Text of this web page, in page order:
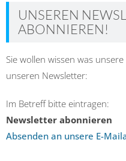
UNSEREN
ABONNIEREN!
Sie wollen wissen was
unseren Newsletter:
Im Betreff bitte eintragen:
Newsletter abonnieren
Absenden an unsere E-